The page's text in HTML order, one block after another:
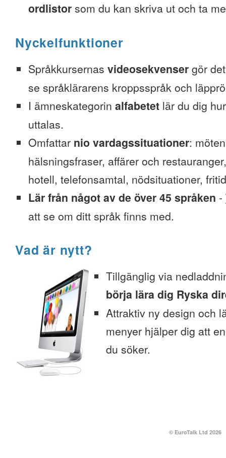
ordlistor som du kan skriva ut och ta
Nyckelfunktioner
Språkkursernas videosekvenser gör
se språklärarens kroppsspråk och
I ämneskategorin alfabetet lär du dig
uttalas.
Omfattar nio vardagssituationer:
hälsningsfraser, affärer och
hotell, telefonsamtal, nödsituationer,
Lär från något av de över 45 språken -
att se om ditt språk finns med.
Vad är nytt?
Tillgänglig via
börja lära dig Ryska
Attraktiv ny design och
menyer hjälper dig att
du söker.
© EuroTalk Ltd 2026